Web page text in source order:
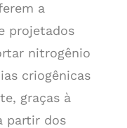
a
projetados
nitrogênio
criogênicas
graças à
partir dos